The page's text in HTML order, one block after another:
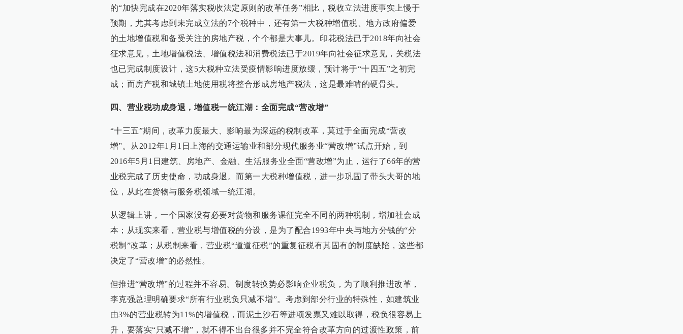
的“加快完成在2020年落实税收法定原则的改革任务”相比，税收立法进度事实上慢于
预期，尤其考虑到未完成立法的7个税种中，还有第一大税种增值税、地方政府偏爱
的土地增值税和备受关注的房地产税，个个都是大事儿。印花税法已于2018年向社会
征求意见，土地增值税法、增值税法和消费税法已于2019年向社会征求意见，关税法
也已完成制度设计，这5大税种立法受疫情影响进度放缓，预计将于“十四五”之初完
成；而房产税和城镇土地使用税将整合形成房地产税法，这是最难啃的硬骨头。
四、营业税功成身退，增值税一统江湖：全面完成“营改增”
“十三五”期间，改革力度最大、影响最为深远的税制改革，莫过于全面完成“营改
增”。从2012年1月1日上海的交通运输业和部分现代服务业“营改增”试点开始，到
2016年5月1日建筑、房地产、金融、生活服务业全面“营改增”为止，运行了66年的营
业税完成了历史使命，功成身退。而第一大税种增值税，进一步巩固了带头大哥的地
位，从此在货物与服务税领域一统江湖。
从逻辑上讲，一个国家没有必要对货物和服务课征完全不同的两种税制，增加社会成
本；从现实来看，营业税与增值税的分设，是为了配合1993年中央与地方分钱的“分
税制”改革；从税制来看，营业税“道道征税”的重复征税有其固有的制度缺陷，这些都
决定了“营改增”的必然性。
但推进“营改增”的过程并不容易。制度转换势必影响企业税负，为了顺利推进改革，
李克强总理明确要求“所有行业税负只减不增”。考虑到部分行业的特殊性，如建筑业
由3%的营业税转为11%的增值税，而泥土沙石等进项发票又难以取得，税负很容易上
升，要落实“只减不增”，就不得不出台很多并不完全符合改革方向的过渡性政策，前